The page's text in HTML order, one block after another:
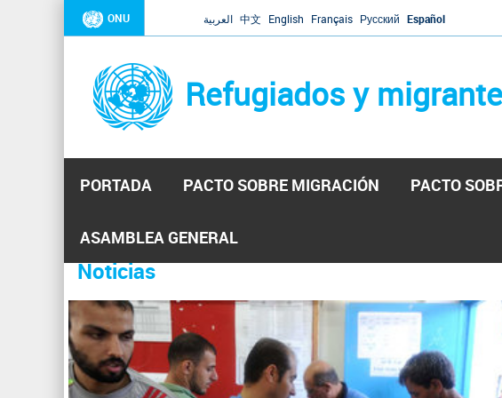
ONU العربية 中文 English Français Русский Español
Refugiados y
PORTADA PACTO SOBRE MIGRACIÓN PACTO
ASAMBLEA GENERAL
Se
encuentra
usted
aquí
Noticias
31 Ene 2019 -
El Secretario General ha respondido a la carta enviada por el presidente
ha reiterado que la ONU está lista para hacerlo, pero necesita el